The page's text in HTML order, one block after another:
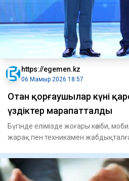
https://egemen.kz
06 Мамыр 2026 18:57
Отан қорғаушылар күні
үздіктер марапатталды
Бүгінде елімізде жоғары кәсіби,
жарақ пен техникамен